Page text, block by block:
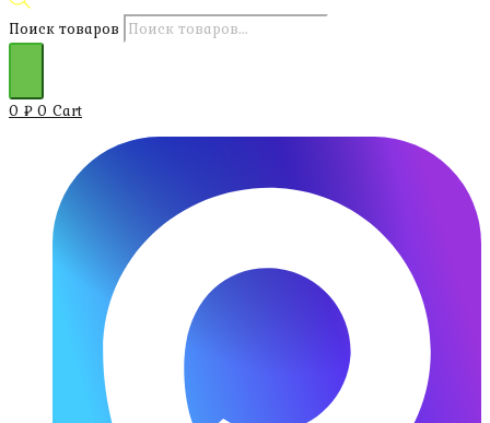
Поиск товаров
0 ₽ 0 Cart